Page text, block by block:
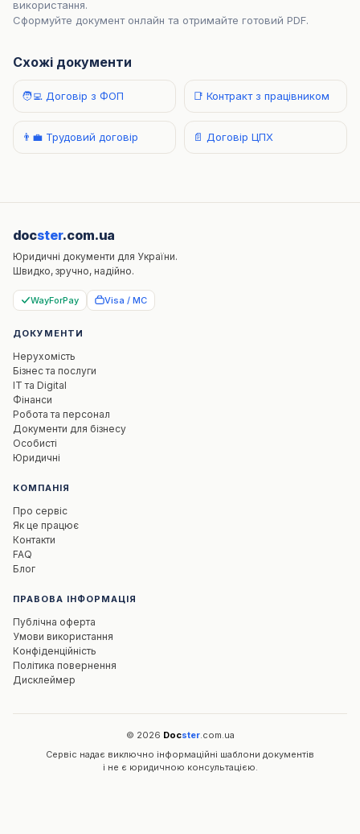
використання.
Сформуйте документ онлайн та отримайте готовий PDF.
Схожі документи
🧑‍💻 Договір з ФОП 📑 Контракт з працівником
👨‍💼 Трудовий договір 📄 Договір ЦПХ
docster.com.ua
Юридичні документи для України.
Швидко, зручно, надійно.
WayForPay Visa / MC
ДОКУМЕНТИ
Нерухомість
Бізнес та послуги
IT та Digital
Фінанси
Робота та персонал
Документи для бізнесу
Особисті
Юридичні
КОМПАНІЯ
Про сервіс
Як це працює
Контакти
FAQ
Блог
ПРАВОВА ІНФОРМАЦІЯ
Публічна оферта
Умови використання
Конфіденційність
Політика повернення
Дисклеймер
© 2026 Docster.com.ua
Сервіс надає виключно інформаційні шаблони документів
і не є юридичною консультацією.